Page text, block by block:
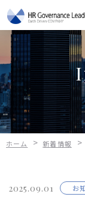
ホーム > 新着情報 >
2025.09.01 お